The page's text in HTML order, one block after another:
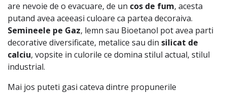
are nevoie de o evacuare, de un cos de fum, acesta
putand avea aceeasi culoare ca partea decoraiva.
Semineele pe Gaz, lemn sau Bioetanol pot avea parti
decorative diversificate, metalice sau din silicat de
calciu, vopsite in culorile ce domina stilul actual, stilul
industrial.
Mai jos puteti gasi cateva dintre propunerile